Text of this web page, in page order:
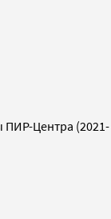
Центра (2021-